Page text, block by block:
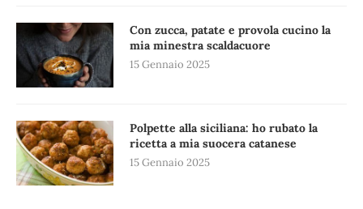
Con zucca, patate e provola cucino la
mia minestra scaldacuore
15 Gennaio 2025
Polpette alla siciliana: ho rubato la
ricetta a mia suocera catanese
15 Gennaio 2025